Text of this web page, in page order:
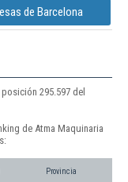
de Barcelona
295.597 del
de Atma Maquinaria
Provincia